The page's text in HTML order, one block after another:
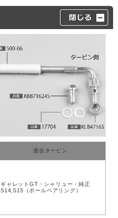
適合タービン
ギャレットGT・シャリュー・純正
S14,S15（ボールベアリング）